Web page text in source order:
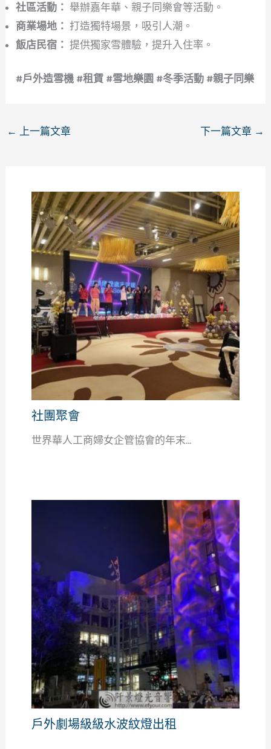
社區活動： 舉辦嘉年華、親子同樂會等活動。
商業場地： 打造獨特場景，吸引人潮。
飯店民宿： 提供獨家雪體驗，提升入住率。
#戶外造雪機 #租賃 #雪地樂園 #冬季活動 #親子同樂
← 上一篇文章 下一篇文章 →
社團聚會
世界華人工商婦女企管協會的年末...
戶外劇場級級水波紋燈出租